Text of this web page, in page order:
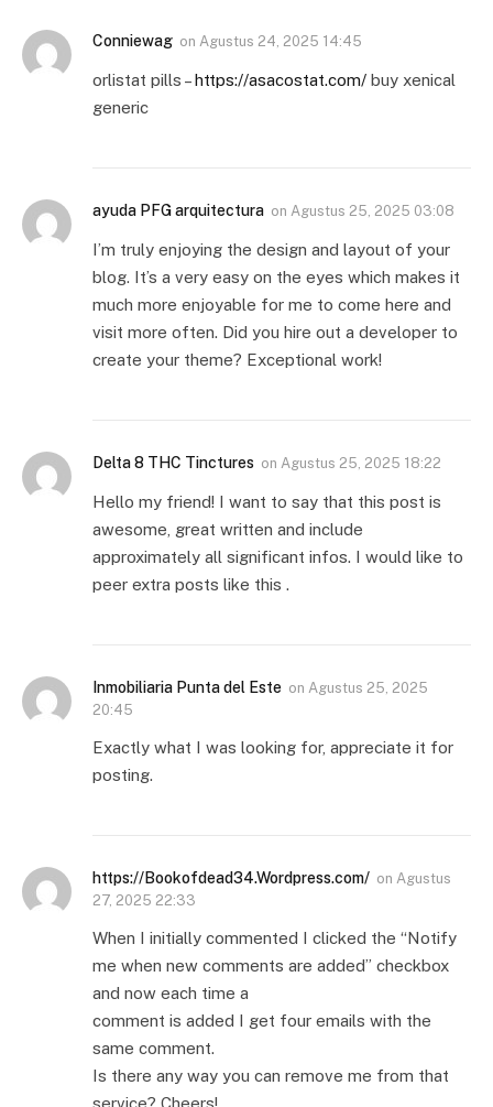
Conniewag on Agustus 24, 2025 14:45
orlistat pills –https://asacostat.com/ buy xenical
generic
ayuda PFG arquitectura on Agustus 25, 2025 03:08
I’m truly enjoying the design and layout of your
blog. It’s a very easy on the eyes which makes it
much more enjoyable for me to come here and
visit more often. Did you hire out a developer to
create your theme? Exceptional work!
Delta 8 THC Tinctures on Agustus 25, 2025 18:22
Hello my friend! I want to say that this post is
awesome, great written and include
approximately all significant infos. I would like to
peer extra posts like this .
Inmobiliaria Punta del Este on Agustus 25, 2025
20:45
Exactly what I was looking for, appreciate it for
posting.
https://Bookofdead34.Wordpress.com/ on Agustus
27, 2025 22:33
When I initially commented I clicked the “Notify
me when new comments are added” checkbox
and now each time a
comment is added I get four emails with the
same comment.
Is there any way you can remove me from that
service? Cheers!